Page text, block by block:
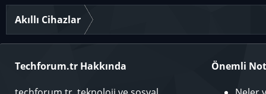
Akıllı Cihazlar
Techforum.tr Hakkında
Önemli